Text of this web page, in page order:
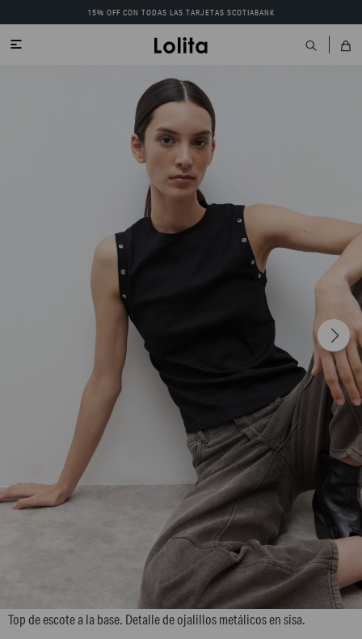
15% OFF CON TODAS LAS TARJETAS SCOTIABANK

Top de escote a la base. Detalle de ojalillos metálicos en sisa.